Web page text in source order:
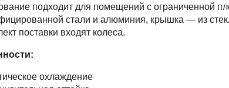
подходит для помещений с ограниченной
стали и алюминия, крышка — из
поставки входят колеса.
охлаждение